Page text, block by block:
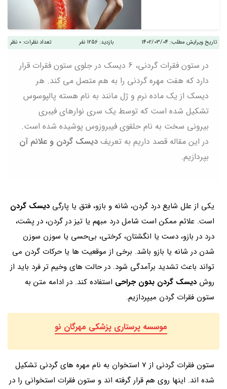
تاریخ ویرایش مطلب: 1402/03/04 بازدید: 1256 نفر تعداد نظرات: 0 نظر
در ستون فقرات گردنی، 6 دیسک در جلوی ستون فقرات قرار
دارد که هفت مهره گردنی را به هم متصل می کند. هر
دیسک از یک ماده نرم و ژل مانند به نام هسته پالپوسوس
تشکیل شده است که توسط یک سری نوارهای فیبری
بیرونی سخت به نام حلقوی فیبروزوس پوشیده شده است.
در این مقاله قصد داریم به تعریف دیسک گردن و علائم آن
بپردازیم.
یکی از علل شایع درد گردن، شانه و بازو، فتق یا پارگی دیسک گردن
است. علائم ممکن است شامل درد مبهم یا تیز در گردن، در پشت،
درد در بازو، دست یا انگشتان، کرختی، بی‌حسی یا سوزن سوزن
شدن در شانه یا بازو باشد. برخی از موقعیت ها یا حرکات گردن می
تواند باعث تشدید برآمدگی شود. در حالت های وخیم تر فرد باید از
روش دیسک گردن بدون جراحی استفاده کند. در ادامه متن به
ستون فقرات گردن میپردازیم.
موسسه پرستاری پزشکی مهرگان نو
ستون فقرات گردنی از 7 استخوان به نام مهره های گردنی تشکیل
شده اند. اینها روی هم قرار گرفته اند و ستون فقرات استخوانی را در